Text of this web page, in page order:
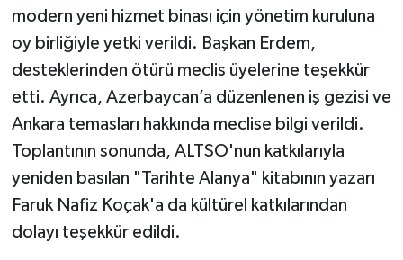
modern yeni hizmet binası için yönetim kuruluna
oy birliğiyle yetki verildi. Başkan Erdem,
desteklerinden ötürü meclis üyelerine teşekkür
etti. Ayrıca, Azerbaycan’a düzenlenen iş gezisi ve
Ankara temasları hakkında meclise bilgi verildi.
Toplantının sonunda, ALTSO'nun katkılarıyla
yeniden basılan "Tarihte Alanya" kitabının yazarı
Faruk Nafiz Koçak'a da kültürel katkılarından
dolayı teşekkür edildi.